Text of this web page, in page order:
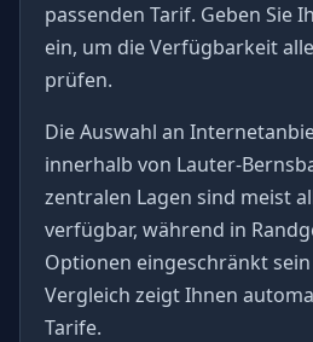
passenden Tarif. Geben Sie
ein, um die Verfügbarkeit
prüfen.
Die Auswahl an
innerhalb von Lauter-
zentralen Lagen sind meist
verfügbar, während in
Optionen eingeschränkt
Vergleich zeigt Ihnen
Tarife.